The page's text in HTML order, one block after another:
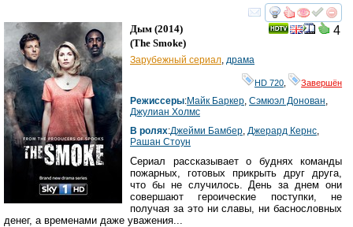
смотреть
4
Дым (2014)
(The Smoke)
Зарубежный сериал драма
HD 720 Завершён
Режиссеры:Майк Баркер Сэмюэл Донован
Джулиан Холмс
В ролях:Джейми Бамбер Джерард Кернс
Рашан Стоун
Сериал рассказывает о буднях команды
пожарных, готовых прикрыть друг друга,
что бы не случилось. День за днем они
совершают героические поступки, не
получая за это ни славы, ни баснословных
денег, а временами даже уважения...